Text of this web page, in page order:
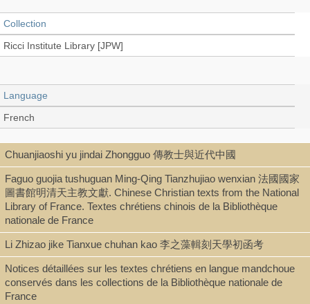
Collection
Ricci Institute Library [JPW]
Language
French
Type
Book
Series
Chuanjiaoshi yu jindai Zhongguo 傳教士與近代中國
Faguo guojia tushuguan Ming-Qing Tianzhujiao wenxian 法國國家
圖書館明清天主教文獻. Chinese Christian texts from the National
Library of France. Textes chrétiens chinois de la Bibliothèque
nationale de France
Li Zhizao jike Tianxue chuhan kao 李之藻輯刻天學初函考
Notices détaillées sur les textes chrétiens en langue mandchoue
conservés dans les collections de la Bibliothèque nationale de
France